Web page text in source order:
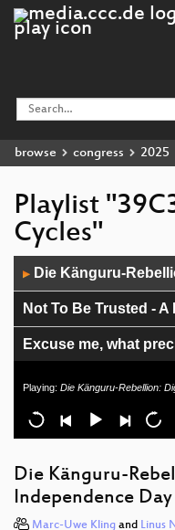
browse congress 2025
Playlist
Cycles"
Player
▶ Die Känguru-
Not To Be Trusted -
Excuse me, what
„KI“,
kaputtes
All my
To sign or not to
Playing: Die Känguru-Rebellion:
Die Känguru-
Independence Day
Marc-Uwe Kling and Linus